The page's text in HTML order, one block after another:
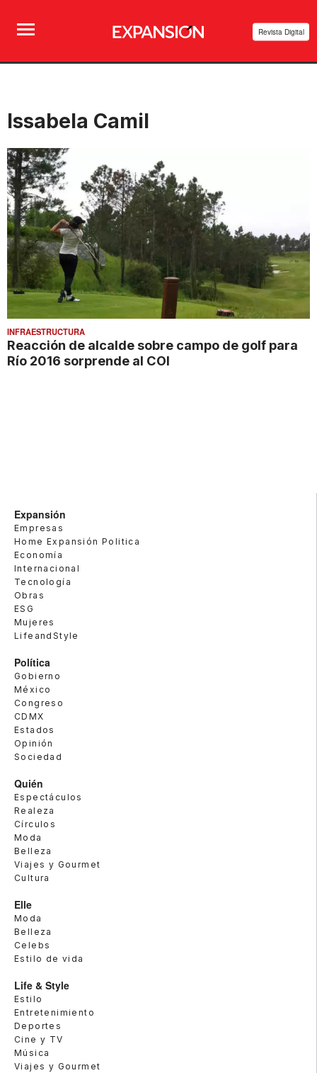
Revista Digital
Issabela Camil
INFRAESTRUCTURA
Reacción de alcalde sobre campo de golf para
Río 2016 sorprende al COI
Expansión
Empresas
Home Expansión Politica
Economía
Internacional
Tecnología
Obras
ESG
Mujeres
LifeandStyle
Política
Gobierno
México
Congreso
CDMX
Estados
Opinión
Sociedad
Quién
Espectáculos
Realeza
Círculos
Moda
Belleza
Viajes y Gourmet
Cultura
Elle
Moda
Belleza
Celebs
Estilo de vida
Life & Style
Estilo
Entretenimiento
Deportes
Cine y TV
Música
Viajes y Gourmet